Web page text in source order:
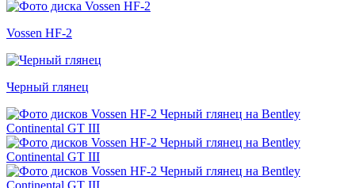
Vossen HF-2
Черный глянец